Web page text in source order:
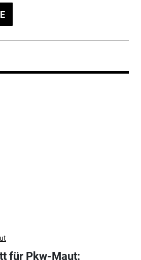
für Pkw-Maut: